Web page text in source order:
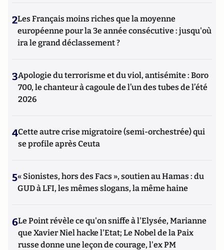
2Les Français moins riches que la moyenne
européenne pour la 3e année consécutive : jusqu'où
ira le grand déclassement ?
3Apologie du terrorisme et du viol, antisémite : Boro
700, le chanteur à cagoule de l’un des tubes de l’été
2026
4Cette autre crise migratoire (semi-orchestrée) qui
se profile après Ceuta
5« Sionistes, hors des Facs », soutien au Hamas : du
GUD à LFI, les mêmes slogans, la même haine
6Le Point révèle ce qu'on sniffe à l'Elysée, Marianne
que Xavier Niel hacke l'Etat; Le Nobel de la Paix
russe donne une leçon de courage, l'ex PM